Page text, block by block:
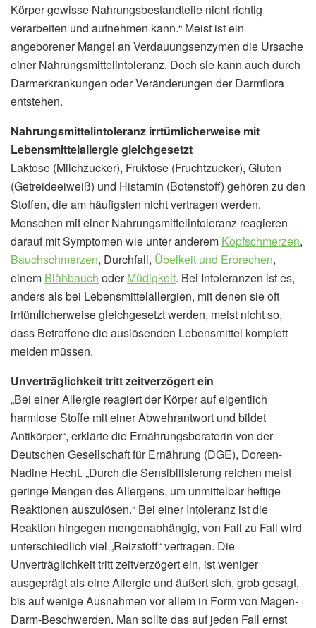
Körper gewisse Nahrungsbestandteile nicht richtig
verarbeiten und aufnehmen kann.“ Meist ist ein
angeborener Mangel an Verdauungsenzymen die Ursache
einer Nahrungsmittelintoleranz. Doch sie kann auch durch
Darmerkrankungen oder Veränderungen der Darmflora
entstehen.
Nahrungsmittelintoleranz irrtümlicherweise mit
Lebensmittelallergie gleichgesetzt
Laktose (Milchzucker), Fruktose (Fruchtzucker), Gluten
(Getreideeiweiß) und Histamin (Botenstoff) gehören zu den
Stoffen, die am häufigsten nicht vertragen werden.
Menschen mit einer Nahrungsmittelintoleranz reagieren
darauf mit Symptomen wie unter anderem Kopfschmerzen,
Bauchschmerzen, Durchfall, Übelkeit und Erbrechen,
einem Blähbauch oderMüdigkeit. Bei Intoleranzen ist es,
anders als bei Lebensmittelallergien, mit denen sie oft
irrtümlicherweise gleichgesetzt werden, meist nicht so,
dass Betroffene die auslösenden Lebensmittel komplett
meiden müssen.
Unverträglichkeit tritt zeitverzögert ein
„Bei einer Allergie reagiert der Körper auf eigentlich
harmlose Stoffe mit einer Abwehrantwort und bildet
Antikörper“, erklärte die Ernährungsberaterin von der
Deutschen Gesellschaft für Ernährung (DGE), Doreen-
Nadine Hecht. „Durch die Sensibilisierung reichen meist
geringe Mengen des Allergens, um unmittelbar heftige
Reaktionen auszulösen.“ Bei einer Intoleranz ist die
Reaktion hingegen mengenabhängig, von Fall zu Fall wird
unterschiedlich viel „Reizstoff“ vertragen. Die
Unverträglichkeit tritt zeitverzögert ein, ist weniger
ausgeprägt als eine Allergie und äußert sich, grob gesagt,
bis auf wenige Ausnahmen vor allem in Form von Magen-
Darm-Beschwerden. Man sollte das auf jeden Fall ernst